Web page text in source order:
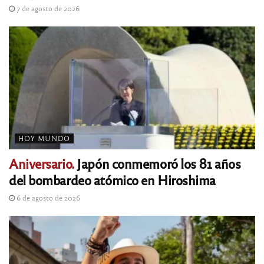
7 de agosto de 2026
HOY MUNDO
Aniversario.Japón conmemoró los 81 años
del bombardeo atómico en Hiroshima
6 de agosto de 2026